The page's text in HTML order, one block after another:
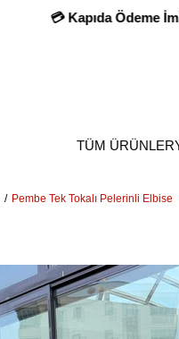
✨ Yeni Sezon Fırsatları
TÜM ÜRÜNLER
Pembe Tek Tokalı Pelerinli Elbise